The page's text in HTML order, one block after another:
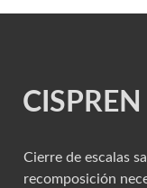
CISPREN
Cierre de escalas
recomposición